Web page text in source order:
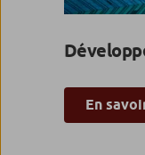
En